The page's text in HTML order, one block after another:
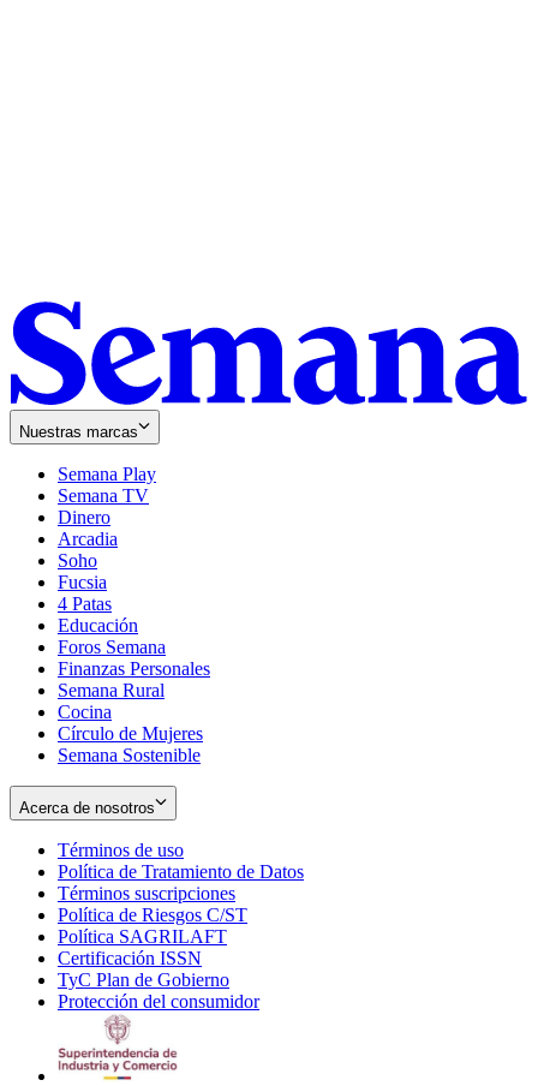
Nuestras marcas
Semana Play
Semana TV
Dinero
Arcadia
Soho
in
new
window
Fucsia
in
new
window
4 Patas
Educación
Foros Semana
Finanzas Personales
Semana Rural
Cocina
Círculo de Mujeres
Semana Sostenible
Acerca de nosotros
Términos de uso
in
new
window
Política de Tratamiento de Datos
Términos suscripciones
in
Política de Riesgos C/ST
Política SAGRILAFT
new
window
Certificación ISSN
in
new
TyC Plan de Gobierno
in
Protección del consumidorOpens